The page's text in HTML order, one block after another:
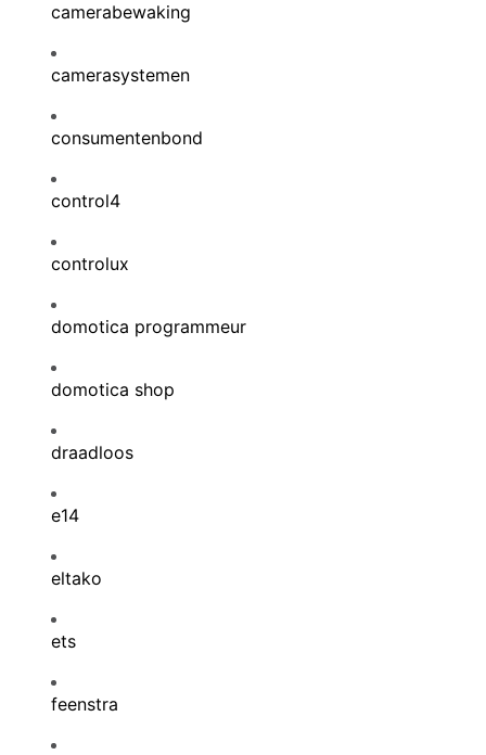
camerabewaking
camerasystemen
consumentenbond
control4
controlux
domotica programmeur
domotica shop
draadloos
e14
eltako
ets
feenstra